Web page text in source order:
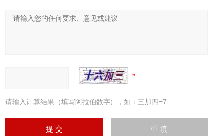
请输入计算结果（填写阿拉伯数字），如：三加四=7